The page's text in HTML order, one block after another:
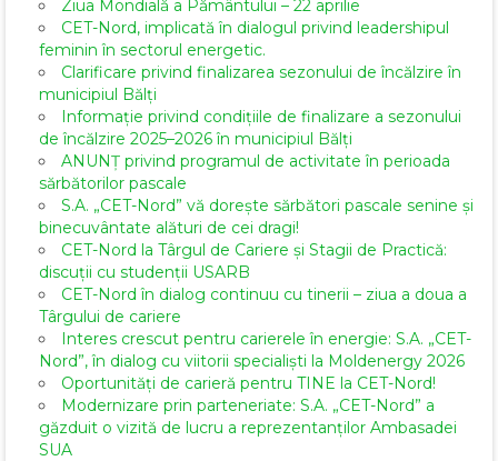
Ziua Mondială a Pământului – 22 aprilie
CET-Nord, implicată în dialogul privind leadershipul
feminin în sectorul energetic.
Clarificare privind finalizarea sezonului de încălzire în
municipiul Bălți
Informație privind condițiile de finalizare a sezonului
de încălzire 2025–2026 în municipiul Bălți
ANUNȚ privind programul de activitate în perioada
sărbătorilor pascale
S.A. „CET-Nord” vă dorește sărbători pascale senine și
binecuvântate alături de cei dragi!
CET-Nord la Târgul de Cariere și Stagii de Practică:
discuții cu studenții USARB
CET-Nord în dialog continuu cu tinerii – ziua a doua a
Târgului de cariere
Interes crescut pentru carierele în energie: S.A. „CET-
Nord”, în dialog cu viitorii specialiști la Moldenergy 2026
Oportunități de carieră pentru TINE la CET-Nord!
Modernizare prin parteneriate: S.A. „CET-Nord” a
găzduit o vizită de lucru a reprezentanților Ambasadei
SUA